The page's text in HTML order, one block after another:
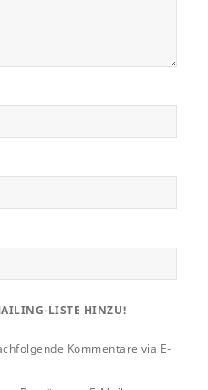
LISTE HINZU!
Kommentare via E-